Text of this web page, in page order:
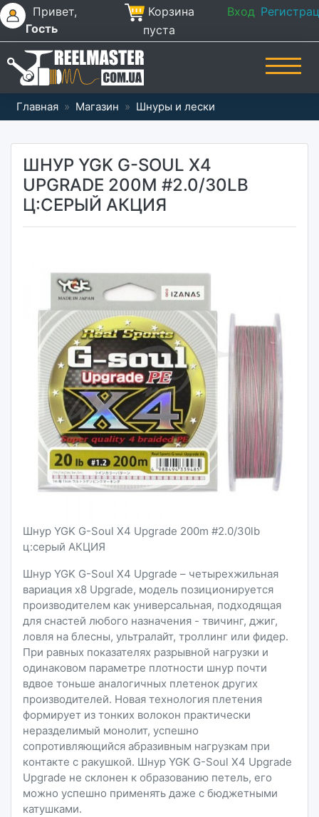
Привет,
Гость
Корзина
пуста
Вход
Главная » Магазин » Шнуры и лески
ШНУР YGK G-SOUL X4
UPGRADE 200M #2.0/30LB
Ц:СЕРЫЙ АКЦИЯ
Шнур YGK G-Soul X4 Upgrade 200m #2.0/30lb
ц:серый АКЦИЯ
Шнур YGK G-Soul X4 Upgrade – четырехжильная
вариация x8 Upgrade, модель позиционируется
производителем как универсальная, подходящая
для снастей любого назначения - твичинг, джиг,
ловля на блесны, ультралайт, троллинг или фидер.
При равных показателях разрывной нагрузки и
одинаковом параметре плотности шнур почти
вдвое тоньше аналогичных плетенок других
производителей. Новая технология плетения
формирует из тонких волокон практически
неразделимый монолит, успешно
сопротивляющийся абразивным нагрузкам при
контакте с ракушкой. Шнур YGK G-Soul X4 Upgrade
Upgrade не склонен к образованию петель, его
можно успешно применять даже с бюджетными
катушками.